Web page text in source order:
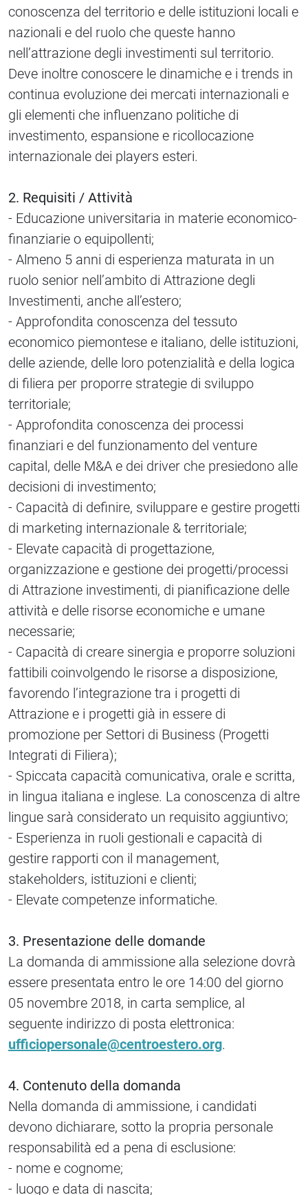
conoscenza del territorio e delle istituzioni locali e
nazionali e del ruolo che queste hanno
nell’attrazione degli investimenti sul territorio.
Deve inoltre conoscere le dinamiche e i trends in
continua evoluzione dei mercati internazionali e
gli elementi che influenzano politiche di
investimento, espansione e ricollocazione
internazionale dei players esteri.
2. Requisiti / Attività
- Educazione universitaria in materie economico-
finanziarie o equipollenti;
- Almeno 5 anni di esperienza maturata in un
ruolo senior nell’ambito di Attrazione degli
Investimenti, anche all’estero;
- Approfondita conoscenza del tessuto
economico piemontese e italiano, delle istituzioni,
delle aziende, delle loro potenzialità e della logica
di filiera per proporre strategie di sviluppo
territoriale;
- Approfondita conoscenza dei processi
finanziari e del funzionamento del venture
capital, delle M&A e dei driver che presiedono alle
decisioni di investimento;
- Capacità di definire, sviluppare e gestire progetti
di marketing internazionale & territoriale;
- Elevate capacità di progettazione,
organizzazione e gestione dei progetti/processi
di Attrazione investimenti, di pianificazione delle
attività e delle risorse economiche e umane
necessarie;
- Capacità di creare sinergia e proporre soluzioni
fattibili coinvolgendo le risorse a disposizione,
favorendo l’integrazione tra i progetti di
Attrazione e i progetti già in essere di
promozione per Settori di Business (Progetti
Integrati di Filiera);
- Spiccata capacità comunicativa, orale e scritta,
in lingua italiana e inglese. La conoscenza di altre
lingue sarà considerato un requisito aggiuntivo;
- Esperienza in ruoli gestionali e capacità di
gestire rapporti con il management,
stakeholders, istituzioni e clienti;
- Elevate competenze informatiche.
3. Presentazione delle domande
La domanda di ammissione alla selezione dovrà
essere presentata entro le ore 14:00 del giorno
05 novembre 2018, in carta semplice, al
seguente indirizzo di posta elettronica:
ufficiopersonale@centroestero.org.
4. Contenuto della domanda
Nella domanda di ammissione, i candidati
devono dichiarare, sotto la propria personale
responsabilità ed a pena di esclusione:
- nome e cognome;
- luogo e data di nascita;